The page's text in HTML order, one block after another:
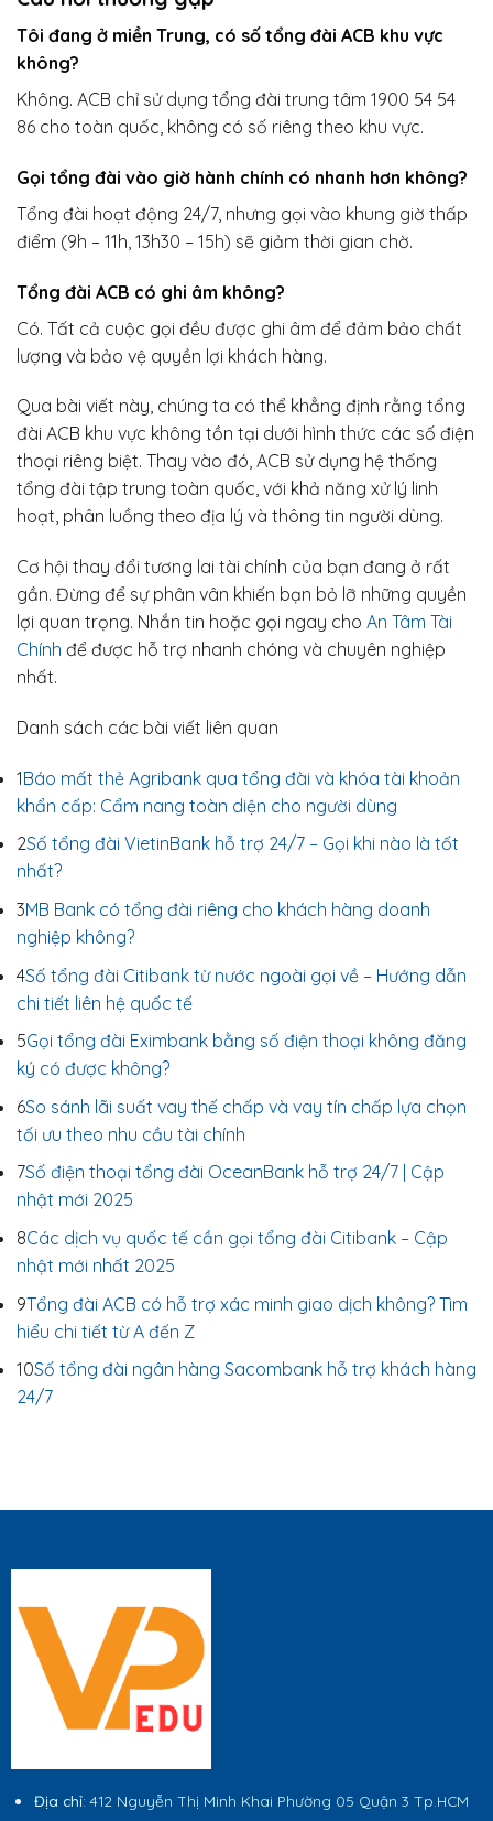
Tôi đang ở miền Trung, có số tổng đài ACB khu vực
không?
Không. ACB chỉ sử dụng tổng đài trung tâm 1900 54 54
86 cho toàn quốc, không có số riêng theo khu vực.
Gọi tổng đài vào giờ hành chính có nhanh hơn không?
Tổng đài hoạt động 24/7, nhưng gọi vào khung giờ thấp
điểm (9h – 11h, 13h30 – 15h) sẽ giảm thời gian chờ.
Tổng đài ACB có ghi âm không?
Có. Tất cả cuộc gọi đều được ghi âm để đảm bảo chất
lượng và bảo vệ quyền lợi khách hàng.
Qua bài viết này, chúng ta có thể khẳng định rằng tổng
đài ACB khu vực không tồn tại dưới hình thức các số điện
thoại riêng biệt. Thay vào đó, ACB sử dụng hệ thống
tổng đài tập trung toàn quốc, với khả năng xử lý linh
hoạt, phân luồng theo địa lý và thông tin người dùng.
Cơ hội thay đổi tương lai tài chính của bạn đang ở rất
gần. Đừng để sự phân vân khiến bạn bỏ lỡ những quyền
lợi quan trọng. Nhắn tin hoặc gọi ngay cho An Tâm Tài
Chính để được hỗ trợ nhanh chóng và chuyên nghiệp
nhất.
Danh sách các bài viết liên quan
1Báo mất thẻ Agribank qua tổng đài và khóa tài khoản
khẩn cấp: Cẩm nang toàn diện cho người dùng
2Số tổng đài VietinBank hỗ trợ 24/7 – Gọi khi nào là tốt
nhất?
3MB Bank có tổng đài riêng cho khách hàng doanh
nghiệp không?
4Số tổng đài Citibank từ nước ngoài gọi về – Hướng dẫn
chi tiết liên hệ quốc tế
5Gọi tổng đài Eximbank bằng số điện thoại không đăng
ký có được không?
6So sánh lãi suất vay thế chấp và vay tín chấp lựa chọn
tối ưu theo nhu cầu tài chính
7Số điện thoại tổng đài OceanBank hỗ trợ 24/7 | Cập
nhật mới 2025
8Các dịch vụ quốc tế cần gọi tổng đài Citibank – Cập
nhật mới nhất 2025
9Tổng đài ACB có hỗ trợ xác minh giao dịch không? Tìm
hiểu chi tiết từ A đến Z
10Số tổng đài ngân hàng Sacombank hỗ trợ khách hàng
24/7
Địa chỉ: 412 Nguyễn Thị Minh Khai Phường 05 Quận 3 Tp.HCM